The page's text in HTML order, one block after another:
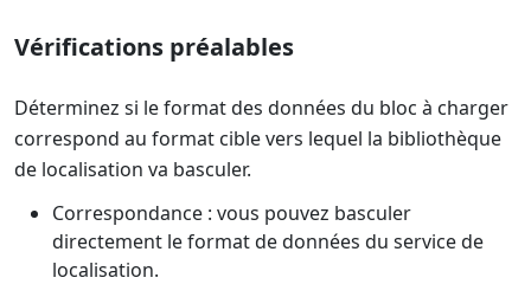
Vérifications préalables
Déterminez si le format des données du bloc à charger
correspond au format cible vers lequel la bibliothèque
de localisation va basculer.
Correspondance : vous pouvez basculer
directement le format de données du service de
localisation.